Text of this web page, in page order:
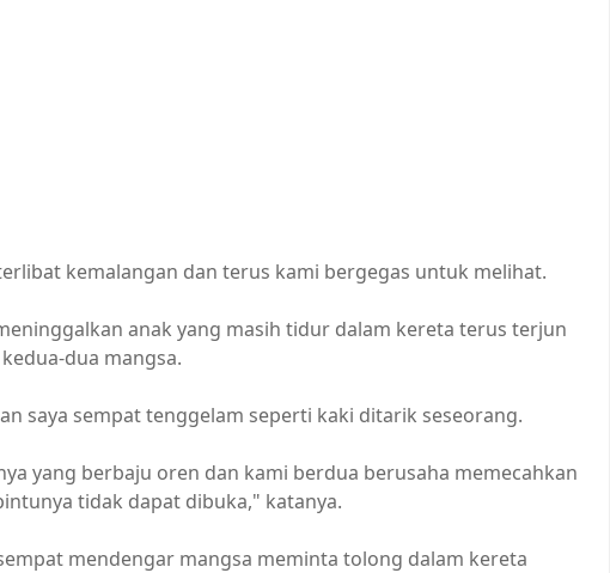
kemalangan dan terus kami bergegas untuk melihat.
anak yang masih tidur dalam kereta terus terjun
dua mangsa.
saya sempat tenggelam seperti kaki ditarik seseorang.
yang berbaju oren dan kami berdua berusaha memecahkan
tidak dapat dibuka," katanya.
mendengar mangsa meminta tolong dalam kereta